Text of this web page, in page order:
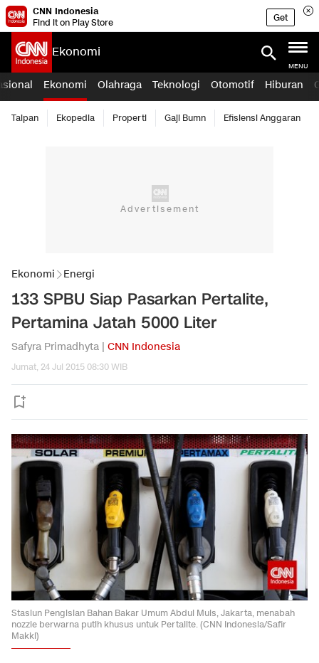
CNN Indonesia
Find it on Play Store
Get
Ekonomi
MENU
Ekonomi Olahraga Teknologi Otomotif Hiburan
Taipan Ekopedia Properti Gaji Bumn Efisiensi Anggaran
Ekonomi Energi
133 SPBU Siap Pasarkan Pertalite,
Pertamina Jatah 5000 Liter
Safyra Primadhyta | CNN Indonesia
Jumat, 24 Jul 2015 08:30 WIB
Stasiun Pengisian Bahan Bakar Umum Abdul Muis, Jakarta, menabah
nozzle berwarna putih khusus untuk Pertalite. (CNN Indonesia/Safir
Makki)